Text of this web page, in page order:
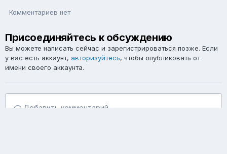
Комментариев нет
Присоединяйтесь к обсуждению
Вы можете написать сейчас и зарегистрироваться позже. Если
у вас есть аккаунт, авторизуйтесь, чтобы опубликовать от
имени своего аккаунта.
Добавить комментарий...